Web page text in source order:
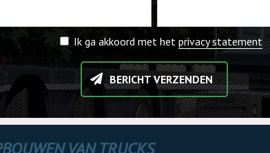
Ik ga akkoord met het privacy statement
BERICHT VERZENDEN
VAN TRUCKS